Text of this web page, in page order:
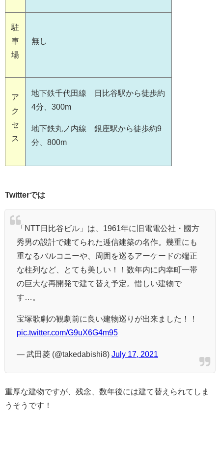
駐
車
場
無し
ア
ク
セ
ス
地下鉄千代田線 日比谷駅から徒歩約
4分、300m
地下鉄丸ノ内線 銀座駅から徒歩約9
分、800m
Twitterでは
「NTT日比谷ビル」は、1961年に旧電電公社・國方
秀男の設計で建てられた逓信建築の名作。幾重にも
重なるバルコニーや、周囲を巡るアーケードの端正
な柱列など、とても美しい！！数年内に内幸町一帯
の巨大な再開発で建て替え予定。惜しい建物で
す…。
宝塚歌劇の観劇前に良い建物巡りが出来ました！！
pic.twitter.com/G9uX6G4m95
— 武田菱 (@takedabishi8) July 17, 2021
重厚な建物ですが、残念、数年後には建て替えられてしま
うそうです！